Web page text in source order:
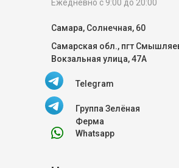
Ежедневно с 9:00 до 20:00
Самарская обл., пгт
Вокзальная улица, 47А
Самара, Солнечная, 60
Telegram
Группа Зелёная
Ферма
Whatsapp